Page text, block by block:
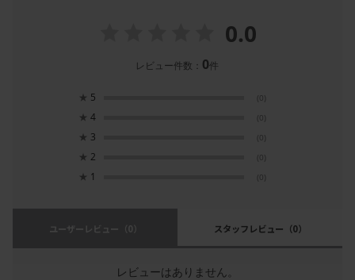
0.0
レビュー件数： 0件
★ 5 (0)
★ 4 (0)
★ 3 (0)
★ 2 (0)
★ 1 (0)
ユーザーレビュー （0） スタッフレビュー （0）
レビューはありません。